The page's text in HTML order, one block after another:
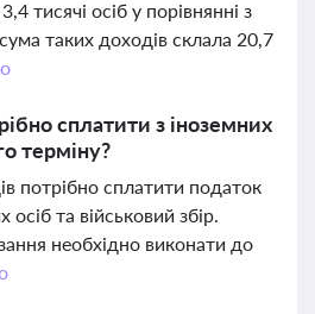
тисячі осіб у порівнянні з
таких доходів склала 20,7
сплатити з іноземних
терміну?
потрібно сплатити податок
та військовий збір.
необхідно виконати до